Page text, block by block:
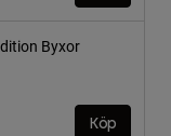
Byxor
Köp